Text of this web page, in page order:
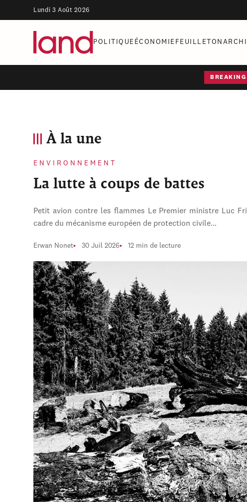
Lundi 3 Août 2026
POLITIQUE ÉCONOMIE FEUILLETON
BREAKING
À la une
ENVIRONNEMENT
La lutte à coups de battes
Petit avion contre les flammes Le Premier ministre Luc
cadre du mécanisme européen de protection civile…
Erwan Nonet 30 Juil 2026 12 min de lecture